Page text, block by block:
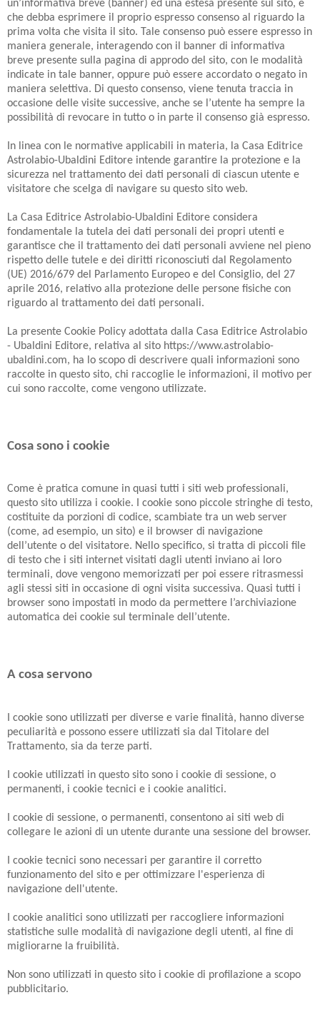
un’informativa breve (banner) ed una estesa presente sul sito, e
che debba esprimere il proprio espresso consenso al riguardo la
prima volta che visita il sito. Tale consenso può essere espresso in
maniera generale, interagendo con il banner di informativa
breve presente sulla pagina di approdo del sito, con le modalità
indicate in tale banner, oppure può essere accordato o negato in
maniera selettiva. Di questo consenso, viene tenuta traccia in
occasione delle visite successive, anche se l’utente ha sempre la
possibilità di revocare in tutto o in parte il consenso già espresso.
In linea con le normative applicabili in materia, la Casa Editrice
Astrolabio-Ubaldini Editore intende garantire la protezione e la
sicurezza nel trattamento dei dati personali di ciascun utente e
visitatore che scelga di navigare su questo sito web.
La Casa Editrice Astrolabio-Ubaldini Editore considera
fondamentale la tutela dei dati personali dei propri utenti e
garantisce che il trattamento dei dati personali avviene nel pieno
rispetto delle tutele e dei diritti riconosciuti dal Regolamento
(UE) 2016/679 del Parlamento Europeo e del Consiglio, del 27
aprile 2016, relativo alla protezione delle persone fisiche con
riguardo al trattamento dei dati personali.
La presente Cookie Policy adottata dalla Casa Editrice Astrolabio
- Ubaldini Editore, relativa al sito https://www.astrolabio-
ubaldini.com, ha lo scopo di descrivere quali informazioni sono
raccolte in questo sito, chi raccoglie le informazioni, il motivo per
cui sono raccolte, come vengono utilizzate.
Cosa sono i cookie
Come è pratica comune in quasi tutti i siti web professionali,
questo sito utilizza i cookie. I cookie sono piccole stringhe di testo,
costituite da porzioni di codice, scambiate tra un web server
(come, ad esempio, un sito) e il browser di navigazione
dell’utente o del visitatore. Nello specifico, si tratta di piccoli file
di testo che i siti internet visitati dagli utenti inviano ai loro
terminali, dove vengono memorizzati per poi essere ritrasmessi
agli stessi siti in occasione di ogni visita successiva. Quasi tutti i
browser sono impostati in modo da permettere l’archiviazione
automatica dei cookie sul terminale dell’utente.
A cosa servono
I cookie sono utilizzati per diverse e varie finalità, hanno diverse
peculiarità e possono essere utilizzati sia dal Titolare del
Trattamento, sia da terze parti.
I cookie utilizzati in questo sito sono i cookie di sessione, o
permanenti, i cookie tecnici e i cookie analitici.
I cookie di sessione, o permanenti, consentono ai siti web di
collegare le azioni di un utente durante una sessione del browser.
I cookie tecnici sono necessari per garantire il corretto
funzionamento del sito e per ottimizzare l'esperienza di
navigazione dell'utente.
I cookie analitici sono utilizzati per raccogliere informazioni
statistiche sulle modalità di navigazione degli utenti, al fine di
migliorarne la fruibilità.
Non sono utilizzati in questo sito i cookie di profilazione a scopo
pubblicitario.